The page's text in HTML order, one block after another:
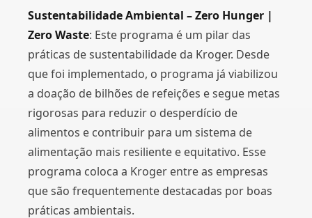
Sustentabilidade Ambiental – Zero Hunger |
Zero Waste: Este programa é um pilar das
práticas de sustentabilidade da Kroger. Desde
que foi implementado, o programa já viabilizou
a doação de bilhões de refeições e segue metas
rigorosas para reduzir o desperdício de
alimentos e contribuir para um sistema de
alimentação mais resiliente e equitativo. Esse
programa coloca a Kroger entre as empresas
que são frequentemente destacadas por boas
práticas ambientais​.